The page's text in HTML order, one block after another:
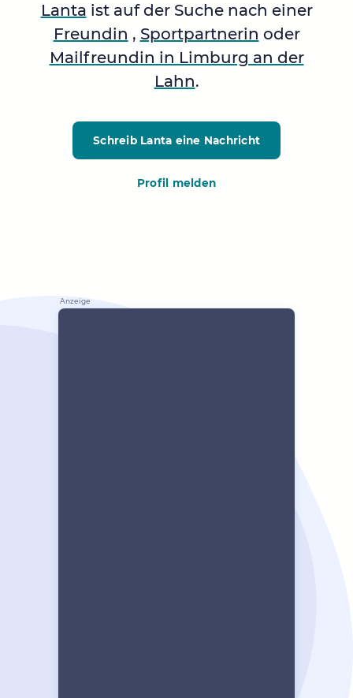
Lanta ist auf der Suche nach einer
Freundin , Sportpartnerin oder
Mailfreundin in Limburg an der
Lahn.
Schreib Lanta eine Nachricht
Profil melden